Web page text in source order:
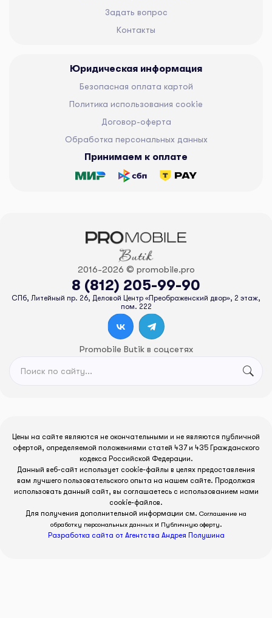
Задать вопрос
Контакты
Юридическая информация
Безопасная оплата картой
Политика использования cookie
Договор-оферта
Обработка персональных данных
Принимаем к оплате
2016-2026 © promobile.pro
8 (812) 205-99-90
СПб, Литейный пр. 26, Деловой Центр «Преображенский двор», 2 этаж,
пом. 222
Promobile Butik в соцсетях
Цены на сайте являются не окончательными и не являются публичной
офертой, определяемой положениями статей 437 и 435 Гражданского
кодекса Российской Федерации.
Данный веб-сайт использует cookie-файлы в целях предоставления
вам лучшего пользовательского опыта на нашем сайте. Продолжая
использовать данный сайт, вы соглашаетесь с использованием нами
cookie-файлов.
Для получения дополнительной информации см. Соглашение на
обработку персональных данныхи Публичную оферту.
Разработка сайта от Агентства Андрея Полушина